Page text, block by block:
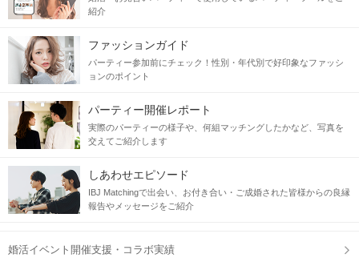
紹介
ファッションガイド
パーティー参加前にチェック！性別・年代別で好印象なファッシ
ョンのポイント
パーティー開催レポート
実際のパーティーの様子や、何組マッチングしたかなど、写真を
交えてご紹介します
しあわせエピソード
IBJ Matchingで出会い、お付き合い・ご成婚された皆様からの良縁
報告やメッセージをご紹介
婚活イベント開催支援・コラボ実績